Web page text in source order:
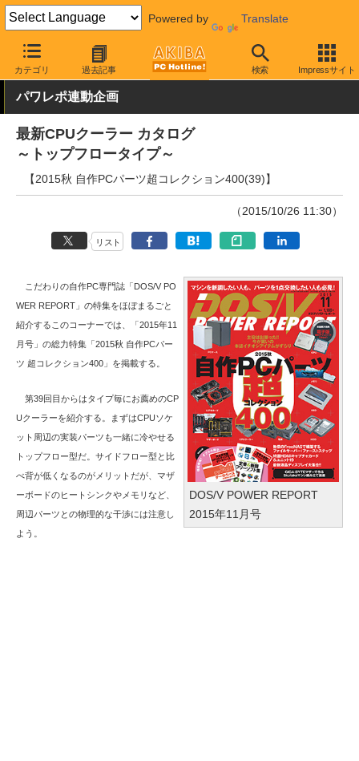
Powered by Translate
カテゴリ 過去記事 検索 Impressサイト
AKIBA PC Hotline! PCパーツ CPUクーラー その他
パワレポ連動企画
最新CPUクーラー カタログ
～トップフロータイプ～
【2015秋 自作PCパーツ超コレクション400(39)】
（2015/10/26 11:30）
リスト
DOS/V POWER REPORT
2015年11月号
こだわりの自作PC専門誌「DOS/V PO
WER REPORT」の特集をほぼまるごと
紹介するこのコーナーでは、「2015年11
月号」の総力特集「2015秋 自作PCパー
ツ 超コレクション400」を掲載する。
第39回目からはタイプ毎にお薦めのCP
Uクーラーを紹介する。まずはCPUソケ
ット周辺の実装パーツも一緒に冷やせる
トップフロー型だ。サイドフロー型と比
べ背が低くなるのがメリットだが、マザ
ーボードのヒートシンクやメモリなど、
周辺パーツとの物理的な干渉には注意し
よう。